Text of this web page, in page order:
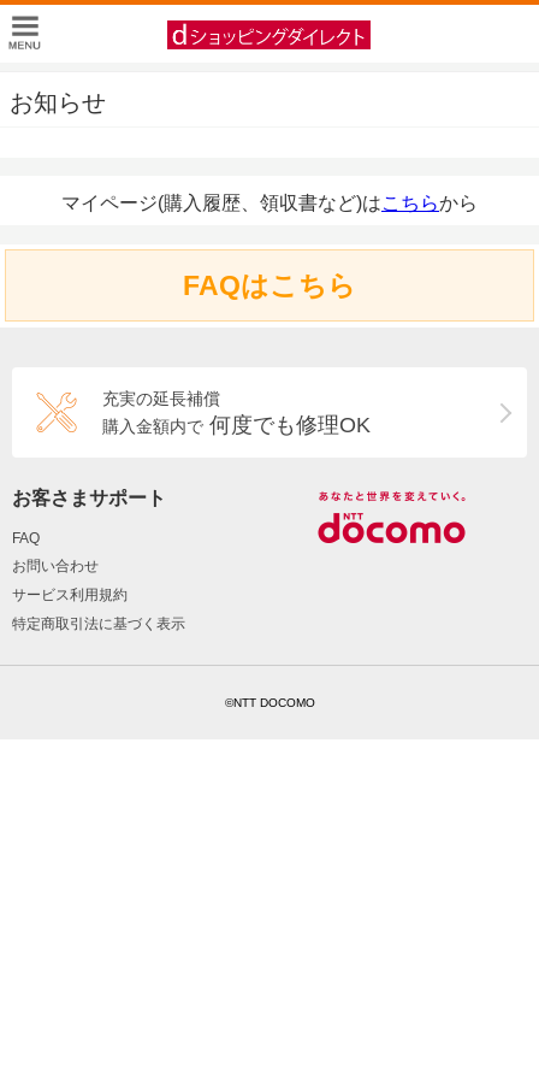
お知らせ
マイページ(購入履歴、領収書など)はこちらから
FAQはこちら
充実の延長補償
購入金額内で 何度でも修理OK
お客さまサポート
FAQ
お問い合わせ
サービス利用規約
特定商取引法に基づく表示
©NTT DOCOMO